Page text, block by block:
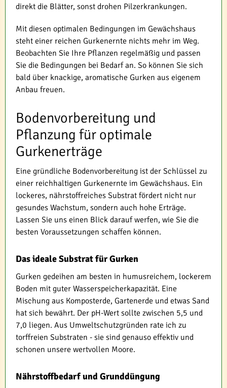
direkt die Blätter, sonst drohen Pilzerkrankungen.
Mit diesen optimalen Bedingungen im Gewächshaus
steht einer reichen Gurkenernte nichts mehr im Weg.
Beobachten Sie Ihre Pflanzen regelmäßig und passen
Sie die Bedingungen bei Bedarf an. So können Sie sich
bald über knackige, aromatische Gurken aus eigenem
Anbau freuen.
Bodenvorbereitung und
Pflanzung für optimale
Gurkenerträge
Eine gründliche Bodenvorbereitung ist der Schlüssel zu
einer reichhaltigen Gurkenernte im Gewächshaus. Ein
lockeres, nährstoffreiches Substrat fördert nicht nur
gesundes Wachstum, sondern auch hohe Erträge.
Lassen Sie uns einen Blick darauf werfen, wie Sie die
besten Voraussetzungen schaffen können.
Das ideale Substrat für Gurken
Gurken gedeihen am besten in humusreichem, lockerem
Boden mit guter Wasserspeicherkapazität. Eine
Mischung aus Komposterde, Gartenerde und etwas Sand
hat sich bewährt. Der pH-Wert sollte zwischen 5,5 und
7,0 liegen. Aus Umweltschutzgründen rate ich zu
torffreien Substraten - sie sind genauso effektiv und
schonen unsere wertvollen Moore.
Nährstoffbedarf und Grunddüngung